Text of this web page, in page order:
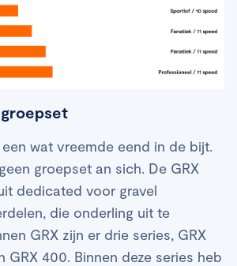
groepset
een wat vreemde eend in de bijt.
groepset an sich. De GRX
dedicated voor gravel
die onderling uit te
GRX zijn er drie series, GRX
GRX 400. Binnen deze series heb